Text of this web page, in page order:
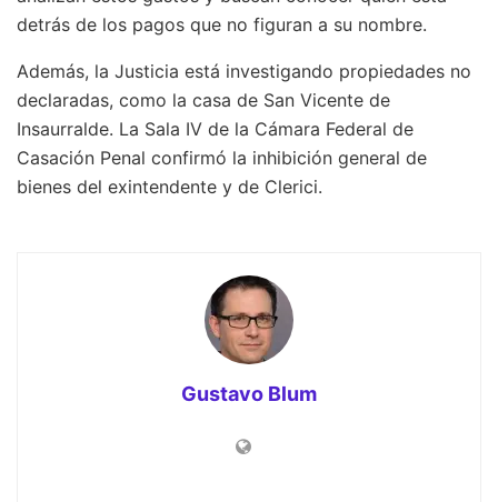
detrás de los pagos que no figuran a su nombre.
Además, la Justicia está investigando propiedades no
declaradas, como la casa de San Vicente de
Insaurralde. La Sala IV de la Cámara Federal de
Casación Penal confirmó la inhibición general de
bienes del exintendente y de Clerici.
Gustavo Blum